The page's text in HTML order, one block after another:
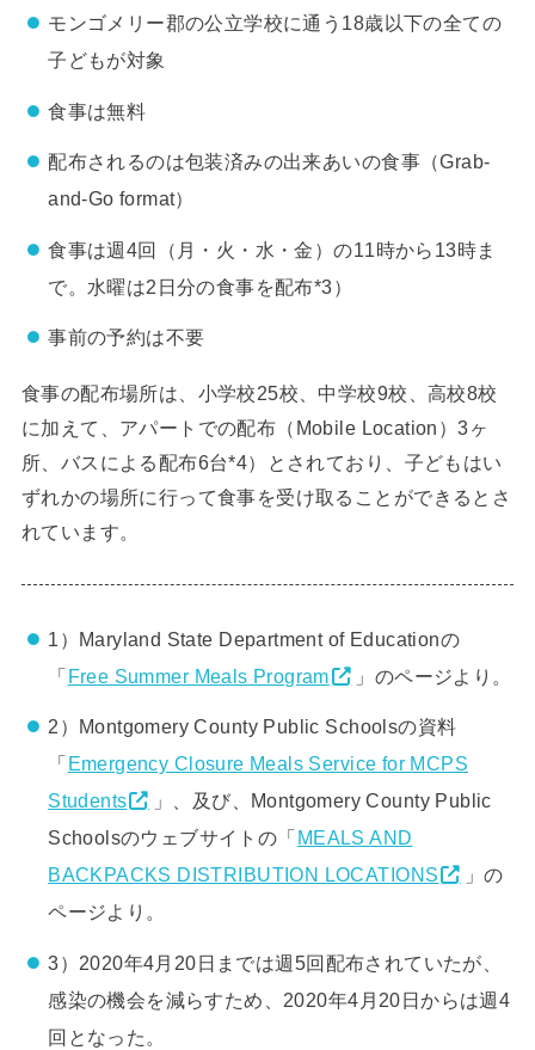
モンゴメリー郡の公立学校に通う18歳以下の全ての
子どもが対象
食事は無料
配布されるのは包装済みの出来あいの食事（Grab-
and-Go format）
食事は週4回（月・火・水・金）の11時から13時ま
で。水曜は2日分の食事を配布*3）
事前の予約は不要
食事の配布場所は、小学校25校、中学校9校、高校8校
に加えて、アパートでの配布（Mobile Location）3ヶ
所、バスによる配布6台*4）とされており、子どもはい
ずれかの場所に行って食事を受け取ることができるとさ
れています。
1）Maryland State Department of Educationの
「Free Summer Meals Program 」のページより。
2）Montgomery County Public Schoolsの資料
「 Emergency Closure Meals Service for MCPS
Students
」、及び、Montgomery County Public
Schoolsのウェブサイトの「 MEALS AND
BACKPACKS DISTRIBUTION LOCATIONS
」の
ページより。
3）2020年4月20日までは週5回配布されていたが、
感染の機会を減らすため、2020年4月20日からは週4
回となった。